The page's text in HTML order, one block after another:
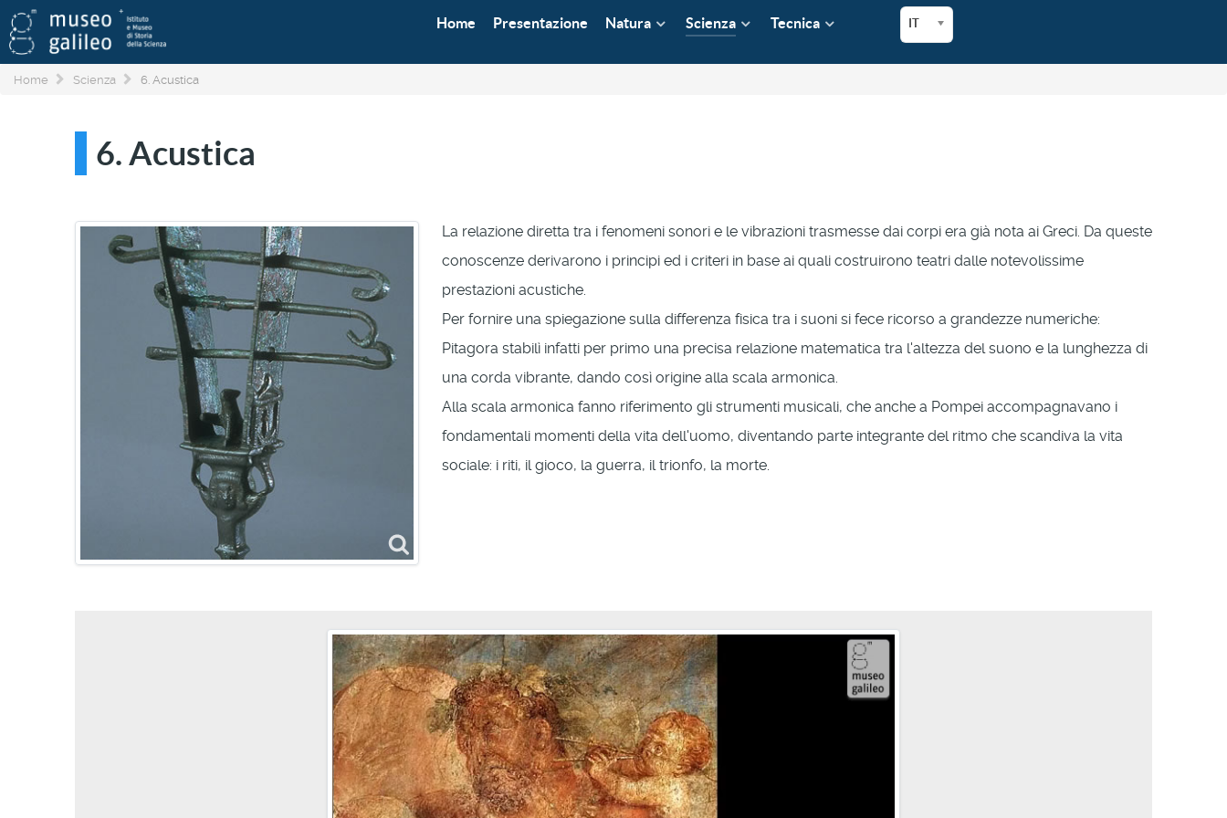
Home Presentazione Natura Scienza Tecnica IT
Home Scienza 6. Acustica
6. Acustica
La relazione diretta tra i fenomeni sonori e le vibrazioni trasmesse dai corpi era già nota ai Greci. Da queste
conoscenze derivarono i principi ed i criteri in base ai quali costruirono teatri dalle notevolissime
prestazioni acustiche.
Per fornire una spiegazione sulla differenza fisica tra i suoni si fece ricorso a grandezze numeriche:
Pitagora stabilì infatti per primo una precisa relazione matematica tra l'altezza del suono e la lunghezza di
una corda vibrante, dando così origine alla scala armonica.
Alla scala armonica fanno riferimento gli strumenti musicali, che anche a Pompei accompagnavano i
fondamentali momenti della vita dell'uomo, diventando parte integrante del ritmo che scandiva la vita
sociale: i riti, il gioco, la guerra, il trionfo, la morte.